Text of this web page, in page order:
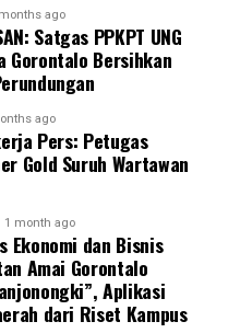
jangkauan skema
pemerintah.
tinggi, dinas
desa seperti
pembentukan
Vivien.
antusias agenda
layanan
berkonsultasi
sehat (PHBS)
ago
Satgas PPKPT UNG
Gorontalo Bersihkan
ago
Pers: Petugas
Gold Suruh Wartawan
1 month ago
Ekonomi dan Bisnis
Amai Gorontalo
Aplikasi
dari Riset Kampus